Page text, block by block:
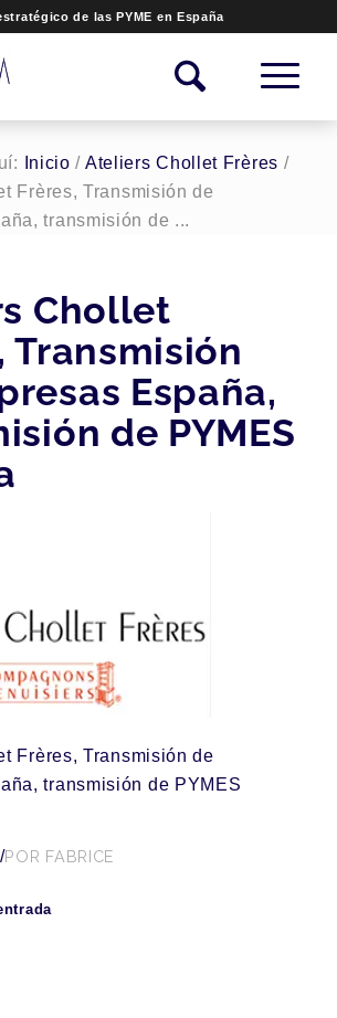
de las PYME en España
Inicio / Ateliers Chollet Frères /
Frères, Transmisión de
transmisión de ...
Chollet
Transmisión
España,
de PYMES
Frères, Transmisión de
transmisión de PYMES
/POR FABRICE